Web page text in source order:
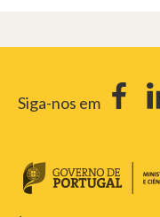
Siga-nos em